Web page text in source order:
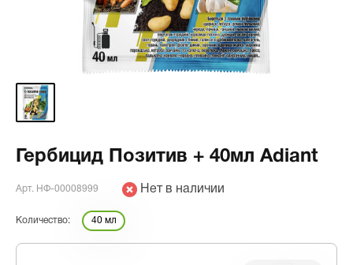
Гербицид Позитив + 40мл Adiant
Арт. НФ-00008999 Нет в наличии
Количество: 40 мл